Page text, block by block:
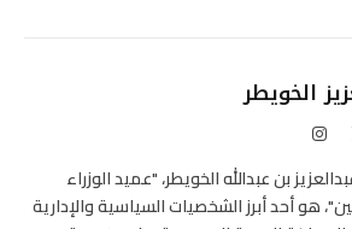
الخويطر
الانستغرام
بن عبدالله الخويطر، "عميد الوزراء
هو أحد أبرز الشخصيات السياسية والإدارية